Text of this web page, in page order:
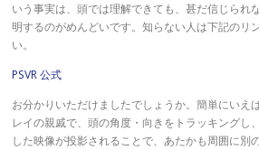
いう事実は、頭では理解できても、甚だ信じられ
明するのがめんどいです。知らない人は下記のリ
い。
PSVR 公式
お分かりいただけましたでしょうか。簡単にいえ
レイの親戚で、頭の角度・向きをトラッキングし
した映像が投影されることで、あたかも周囲に別